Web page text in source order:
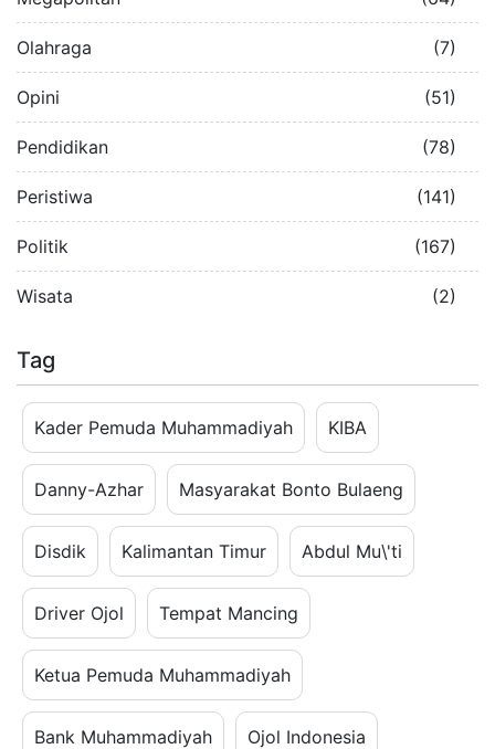
Olahraga (7)
Opini (51)
Pendidikan (78)
Peristiwa (141)
Politik (167)
Wisata (2)
Tag
Kader Pemuda Muhammadiyah KIBA
Danny-Azhar Masyarakat Bonto Bulaeng
Disdik Kalimantan Timur Abdul Mu\'ti
Driver Ojol Tempat Mancing
Ketua Pemuda Muhammadiyah
Bank Muhammadiyah Ojol Indonesia